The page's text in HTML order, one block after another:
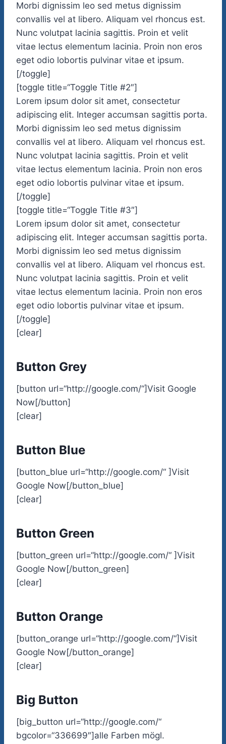
Morbi dignissim leo sed metus dignissim
convallis vel at libero. Aliquam vel rhoncus est.
Nunc volutpat lacinia sagittis. Proin et velit
vitae lectus elementum lacinia. Proin non eros
eget odio lobortis pulvinar vitae et ipsum.
[/toggle]
[toggle title=“Toggle Title #2″]
Lorem ipsum dolor sit amet, consectetur
adipiscing elit. Integer accumsan sagittis porta.
Morbi dignissim leo sed metus dignissim
convallis vel at libero. Aliquam vel rhoncus est.
Nunc volutpat lacinia sagittis. Proin et velit
vitae lectus elementum lacinia. Proin non eros
eget odio lobortis pulvinar vitae et ipsum.
[/toggle]
[toggle title=“Toggle Title #3″]
Lorem ipsum dolor sit amet, consectetur
adipiscing elit. Integer accumsan sagittis porta.
Morbi dignissim leo sed metus dignissim
convallis vel at libero. Aliquam vel rhoncus est.
Nunc volutpat lacinia sagittis. Proin et velit
vitae lectus elementum lacinia. Proin non eros
eget odio lobortis pulvinar vitae et ipsum.
[/toggle]
[clear]
Button Grey
[button url=“http://google.com/“]Visit Google
Now[/button]
[clear]
Button Blue
[button_blue url=“http://google.com/“ ]Visit
Google Now[/button_blue]
[clear]
Button Green
[button_green url=“http://google.com/“ ]Visit
Google Now[/button_green]
[clear]
Button Orange
[button_orange url=“http://google.com/“]Visit
Google Now[/button_orange]
[clear]
Big Button
[big_button url=“http://google.com/“
bgcolor=“336699″]alle Farben mögl.